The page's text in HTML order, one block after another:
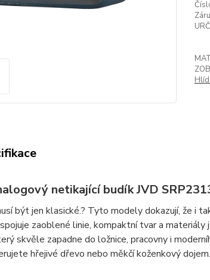
netikající budík JVD
být jen klasické.? Tyto modely dokazují, že i
zaoblené linie, kompaktní tvar a
skvěle zapadne do ložnice, pracovny i
hřejivé dřevo nebo měkčí koženkový